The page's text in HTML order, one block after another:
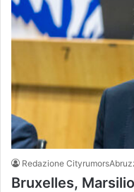
Redazione
Bruxelles,